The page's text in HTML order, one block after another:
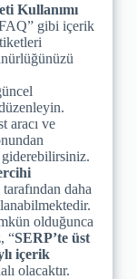
Kullanımı
gibi içerik
aracı ve
giderebilirsiniz.
daha
olduğunca
“SERP’te üst
içerik
olacaktır.